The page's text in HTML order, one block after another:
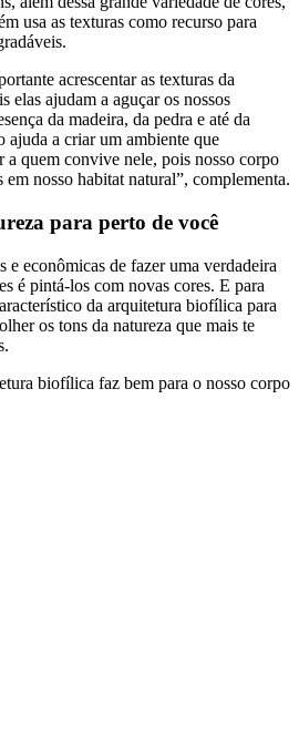
usa as texturas como recurso para
acrescentar as texturas da
elas ajudam a aguçar os nossos
da madeira, da pedra e até da
ajuda a criar um ambiente que
a quem convive nele, pois nosso corpo
em nosso habitat natural”, complementa.
para perto de você
e econômicas de fazer uma verdadeira
é pintá-los com novas cores. E para
da arquitetura biofílica para
os tons da natureza que mais te
biofílica faz bem para o nosso corpo